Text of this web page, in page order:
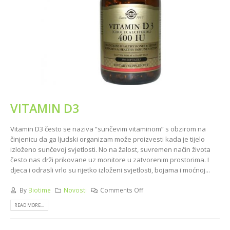
VITAMIN D3
Vitamin D3 često se naziva “sunčevim vitaminom” s obzirom na
činjenicu da ga ljudski organizam može proizvesti kada je tijelo
izloženo sunčevoj svjetlosti. No na žalost, suvremen način života
često nas drži prikovane uz monitore u zatvorenim prostorima. I
djeca i odrasli vrlo su rijetko izloženi svjetlosti, bojama i moćnoj...
By Biotime Novosti Comments Off
READ MORE...